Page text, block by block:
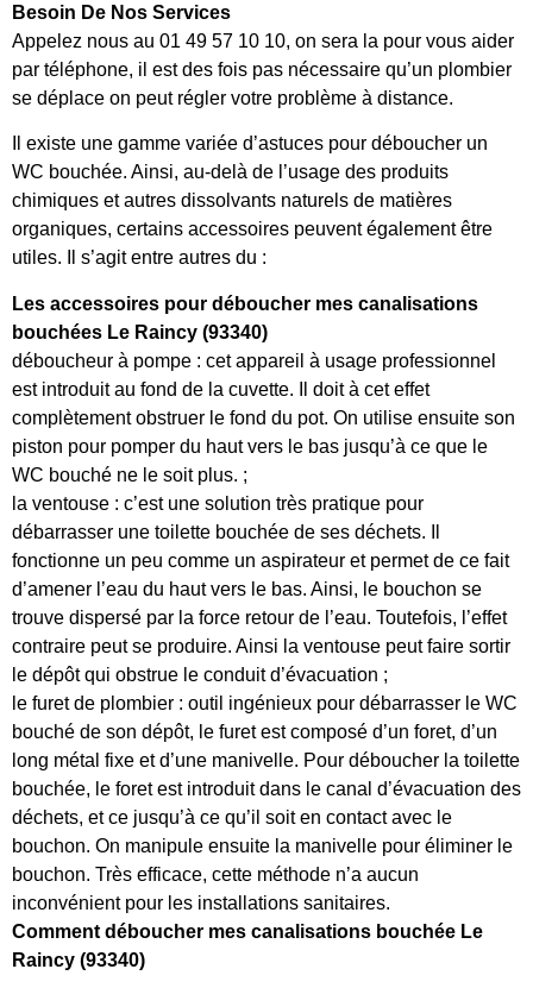
Besoin De Nos Services
Appelez nous au 01 49 57 10 10, on sera la pour vous aider
par téléphone, il est des fois pas nécessaire qu’un plombier
se déplace on peut régler votre problème à distance.
Il existe une gamme variée d’astuces pour déboucher un
WC bouchée. Ainsi, au-delà de l’usage des produits
chimiques et autres dissolvants naturels de matières
organiques, certains accessoires peuvent également être
utiles. Il s’agit entre autres du :
Les accessoires pour déboucher mes canalisations
bouchées Le Raincy (93340)
déboucheur à pompe : cet appareil à usage professionnel
est introduit au fond de la cuvette. Il doit à cet effet
complètement obstruer le fond du pot. On utilise ensuite son
piston pour pomper du haut vers le bas jusqu’à ce que le
WC bouché ne le soit plus. ;
la ventouse : c’est une solution très pratique pour
débarrasser une toilette bouchée de ses déchets. Il
fonctionne un peu comme un aspirateur et permet de ce fait
d’amener l’eau du haut vers le bas. Ainsi, le bouchon se
trouve dispersé par la force retour de l’eau. Toutefois, l’effet
contraire peut se produire. Ainsi la ventouse peut faire sortir
le dépôt qui obstrue le conduit d’évacuation ;
le furet de plombier : outil ingénieux pour débarrasser le WC
bouché de son dépôt, le furet est composé d’un foret, d’un
long métal fixe et d’une manivelle. Pour déboucher la toilette
bouchée, le foret est introduit dans le canal d’évacuation des
déchets, et ce jusqu’à ce qu’il soit en contact avec le
bouchon. On manipule ensuite la manivelle pour éliminer le
bouchon. Très efficace, cette méthode n’a aucun
inconvénient pour les installations sanitaires.
Comment déboucher mes canalisations bouchée Le
Raincy (93340)